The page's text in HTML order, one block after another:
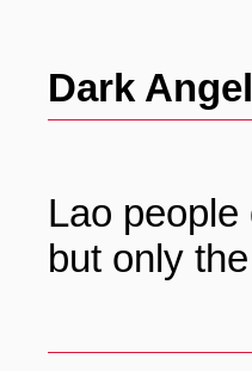
Dark
Lao
but only